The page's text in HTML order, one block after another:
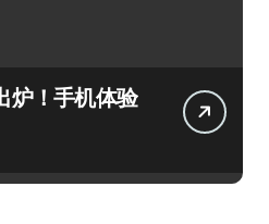
炉！手机体验